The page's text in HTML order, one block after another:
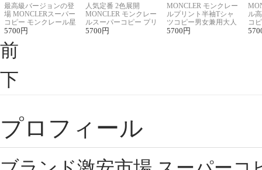
最高級バージョンの登
場 MONCLERスーパー
コピー モンクレール星
座半袖Tシャツ
5700 円
人気定番 2色展開
MONCLER モンクレー
ルスーパーコピー プリ
ント半袖Tシャツ
5700 円
MONCLER モンクレー
ルプリント半袖Tシャ
ツコピー男女兼用大人
可愛い春夏コーデ
5700 円
ル
コ
ィ
前
下
プロフィール